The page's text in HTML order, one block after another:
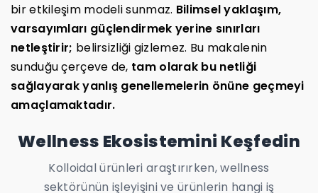
bir etkileşim modeli sunmaz. Bilimsel yaklaşım,
varsayımları güçlendirmek yerine sınırları
netleştirir; belirsizliği gizlemez. Bu makalenin
sunduğu çerçeve de, tam olarak bu netliği
sağlayarak yanlış genellemelerin önüne geçmeyi
amaçlamaktadır.
Wellness Ekosistemini Keşfedin
Kolloidal ürünleri araştırırken, wellness
sektörünün işleyişini ve ürünlerin hangi iş